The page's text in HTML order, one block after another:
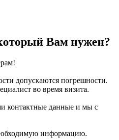
Вам нужен?
допускаются погрешности.
во время визита.
контактные данные и мы с
информацию.